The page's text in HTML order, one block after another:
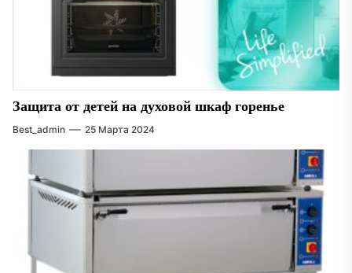
Защита от детей на духовой шкаф горенье
Best_admin 25 Марта 2024